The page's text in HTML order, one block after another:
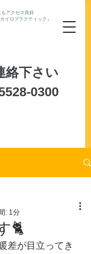
アクセス良好
イロプラクティック』
絡下さい
0300
🐈
: 1分
差が目立ってき